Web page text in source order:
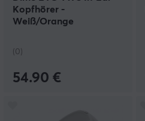
Kopfhörer -
Weiß/Orange
(0)
54.90 €